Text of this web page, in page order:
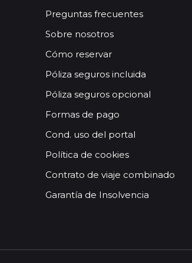
Preguntas frecuentes
Sobre nosotros
Cómo reservar
Póliza seguros incluida
Póliza seguros opcional
Formas de pago
Cond. uso del portal
Política de cookies
Contrato de viaje combinado
Garantía de Insolvencia